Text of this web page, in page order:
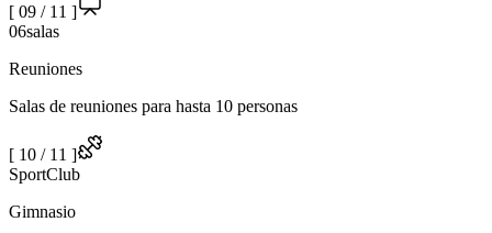
[ 09 / 11 ]
06salas
Reuniones
Salas de reuniones para hasta 10 personas
[ 10 / 11 ]
SportClub
Gimnasio